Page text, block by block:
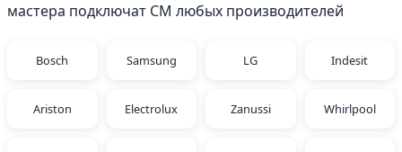
мастера подключат СМ любых производителей
Bosch Samsung LG Indesit
Ariston Electrolux Zanussi Whirlpool